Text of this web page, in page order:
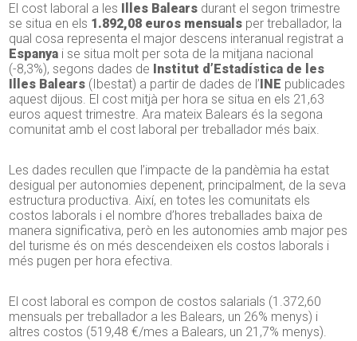
El cost laboral a les Illes Balears durant el segon trimestre
se situa en els 1.892,08 euros mensuals per treballador, la
qual cosa representa el major descens interanual registrat a
Espanya i se situa molt per sota de la mitjana nacional
(-8,3%), segons dades de Institut d’Estadística de les
Illes Balears (Ibestat) a partir de dades de l’ INE publicades
aquest dijous. El cost mitjà per hora se situa en els 21,63
euros aquest trimestre. Ara mateix Balears és la segona
comunitat amb el cost laboral per treballador més baix.
Les dades recullen que l’impacte de la pandèmia ha estat
desigual per autonomies depenent, principalment, de la seva
estructura productiva. Així, en totes les comunitats els
costos laborals i el nombre d’hores treballades baixa de
manera significativa, però en les autonomies amb major pes
del turisme és on més descendeixen els costos laborals i
més pugen per hora efectiva.
El cost laboral es compon de costos salarials (1.372,60
mensuals per treballador a les Balears, un 26% menys) i
altres costos (519,48 €/mes a Balears, un 21,7% menys).